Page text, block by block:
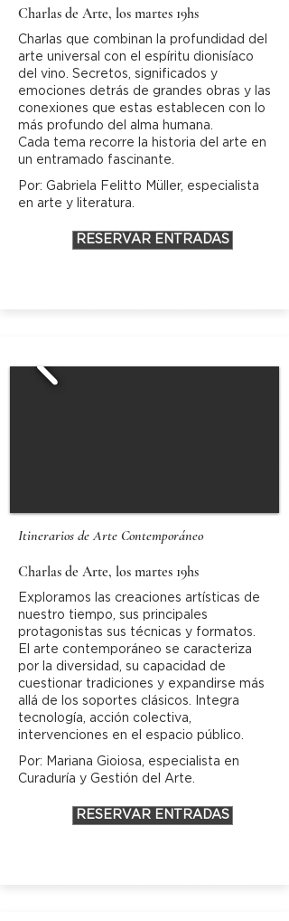
Charlas de Arte, los martes 19hs
Charlas que combinan la profundidad del
arte universal con el espíritu dionisíaco
del vino. Secretos, significados y
emociones detrás de grandes obras y las
conexiones que estas establecen con lo
más profundo del alma humana.
Cada tema recorre la historia del arte en
un entramado fascinante.
Por: Gabriela Felitto Müller, especialista
en arte y literatura.
RESERVAR ENTRADAS
Itinerarios de Arte Contemporáneo
Charlas de Arte, los martes 19hs
Exploramos las creaciones artísticas de
nuestro tiempo, sus principales
protagonistas sus técnicas y formatos.
El arte contemporáneo se caracteriza
por la diversidad, su capacidad de
cuestionar tradiciones y expandirse más
allá de los soportes clásicos. Integra
tecnología, acción colectiva,
intervenciones en el espacio público.
Por: Mariana Gioiosa, especialista en
Curaduría y Gestión del Arte.
RESERVAR ENTRADAS